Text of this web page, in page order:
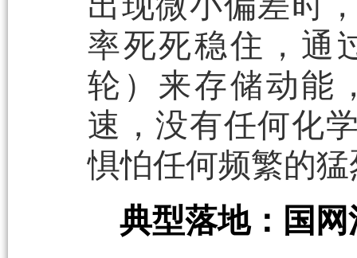
率死死稳住，通
轮）来存储动能
速，没有任何化
惧怕任何频繁的
典型落地：国